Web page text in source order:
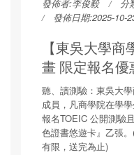
發佈者:李俊毅 分
發佈日期:2025-10-
【東吳大學
畫 限定報名優
聽、讀測驗：東吳大
成員，凡商學院在學
報名TOEIC 公開測驗
色證書悠遊卡』乙張
有限，送完為止)